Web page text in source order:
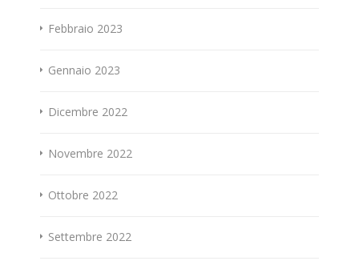
Febbraio 2023
Gennaio 2023
Dicembre 2022
Novembre 2022
Ottobre 2022
Settembre 2022